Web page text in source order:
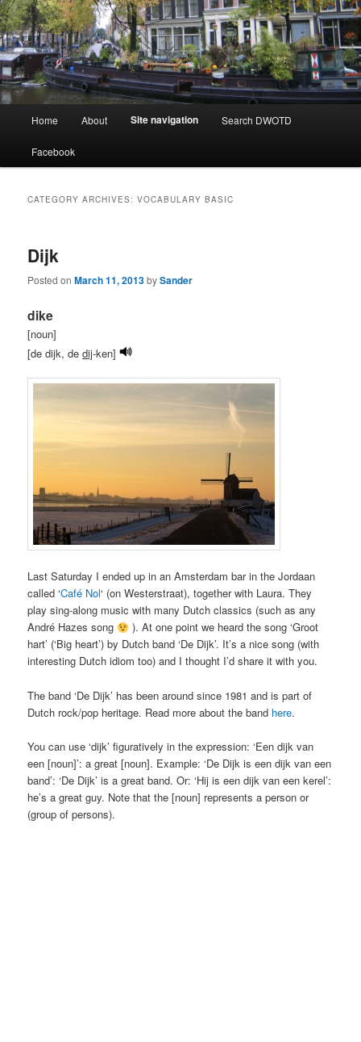
Dutch Word of the Day
Learning Dutch can be fun!
Skip
to
Skip
to
Home About Site navigation Search DWOTD
Facebook
CATEGORY ARCHIVES:VOCABULARY BASIC
Dijk
Posted onMarch 11, 2013bySander
dike
[noun]
[de dijk, dedij-ken]
Last Saturday I ended up in an Amsterdam bar in the Jordaan
called ‘Café Nol‘ (on Westerstraat), together with Laura. They
play sing-along music with many Dutch classics (such as any
André Hazes song
). At one point we heard the song ‘Groot
hart’ (‘Big heart’) by Dutch band ‘De Dijk’. It’s a nice song (with
interesting Dutch idiom too) and I thought I’d share it with you.
The band ‘De Dijk’ has been around since 1981 and is part of
Dutch rock/pop heritage. Read more about the band here.
You can use ‘dijk’ figuratively in the expression: ‘Een dijk van
een [noun]’: a great [noun]. Example: ‘De Dijk is een dijk van een
band’: ‘De Dijk’ is a great band. Or: ‘Hij is een dijk van een kerel’:
he’s a great guy. Note that the [noun] represents a person or
(group of persons).